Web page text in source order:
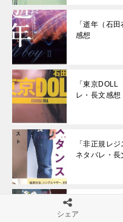
「逝年（石
感想
「東京
レ・長文感想
「非正規レ
ネタバレ・長
「親指の恋
レ・長文感想
シェア